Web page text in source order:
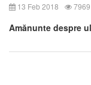
13 Feb 2018 7969
Amănunte despre